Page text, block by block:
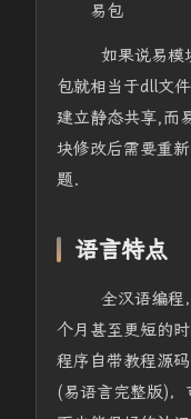
易包
如果说易模块
包就相当于dll文
建立静态共享,而
块修改后需要重
题.
语言特点
全汉语编程，
个月甚至更短的
程序自带教程源
(易语言完整版)